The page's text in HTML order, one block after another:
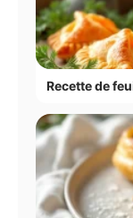
Recette de